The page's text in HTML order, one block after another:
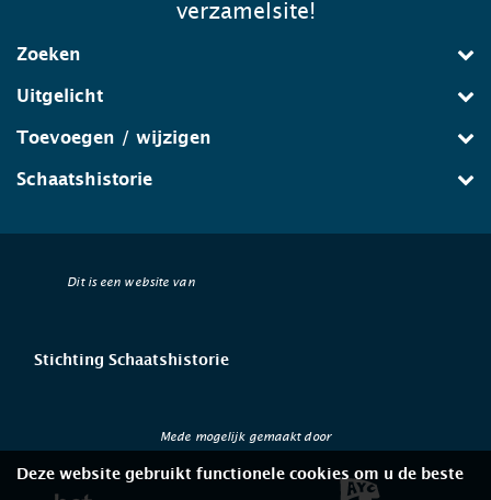
verzamelsite!
Zoeken
Uitgelicht
Toevoegen / wijzigen
Schaatshistorie
Dit is een website van
Stichting Schaatshistorie
Mede mogelijk gemaakt door
Deze website gebruikt functionele cookies om u de beste